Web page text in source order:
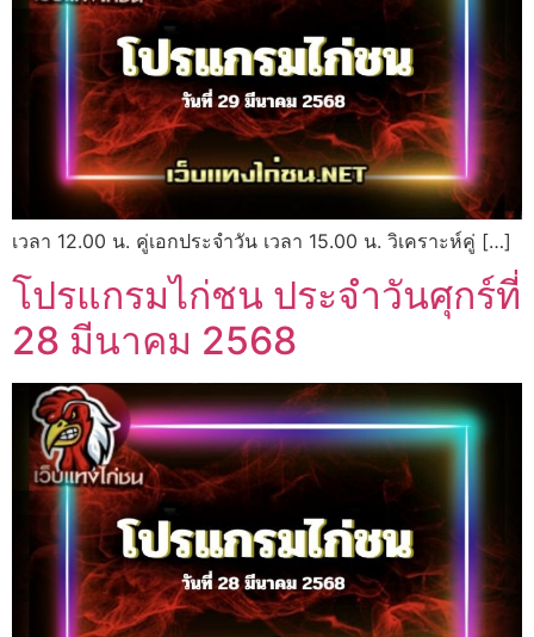
เวลา 12.00 น. คู่เอกประจำวัน เวลา 15.00 น. วิเคราะห์คู่ […]
โปรแกรมไก่ชน ประจำวันศุกร์ที่
28 มีนาคม 2568